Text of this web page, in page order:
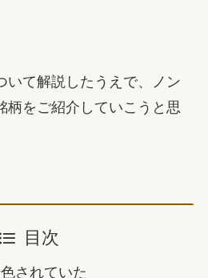
いて解説したうえで、ノン
柄をご紹介していこうと思
目次
されていた